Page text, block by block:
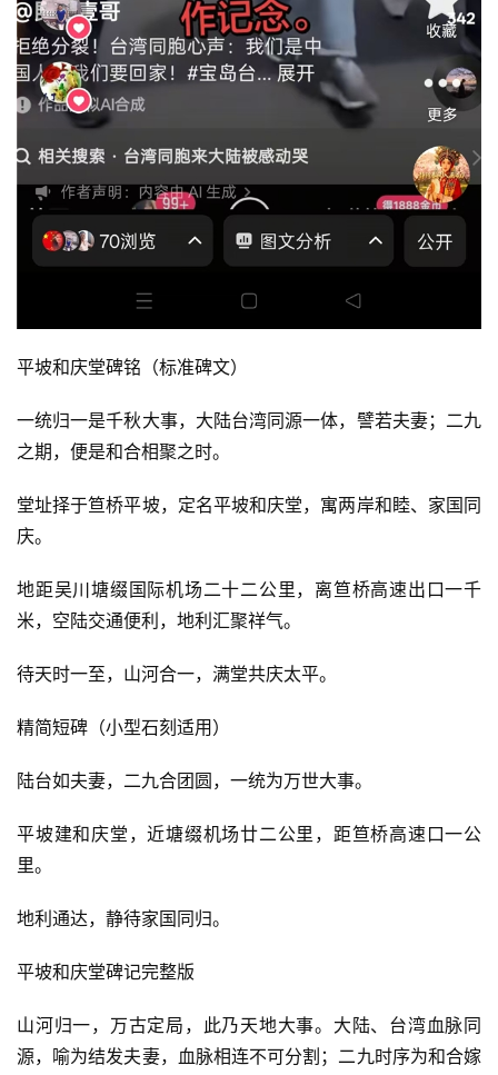
平坡和庆堂碑铭（标准碑文）
一统归一是千秋大事，大陆台湾同源一体，譬若夫妻；二九
之期，便是和合相聚之时。
堂址择于笪桥平坡，定名平坡和庆堂，寓两岸和睦、家国同
庆。
地距吴川塘缀国际机场二十二公里，离笪桥高速出口一千
米，空陆交通便利，地利汇聚祥气。
待天时一至，山河合一，满堂共庆太平。
精简短碑（小型石刻适用）
陆台如夫妻，二九合团圆，一统为万世大事。
平坡建和庆堂，近塘缀机场廿二公里，距笪桥高速口一公
里。
地利通达，静待家国同归。
平坡和庆堂碑记完整版
山河归一，万古定局，此乃天地大事。大陆、台湾血脉同
源，喻为结发夫妻，血脉相连不可分割；二九时序为和合嫁